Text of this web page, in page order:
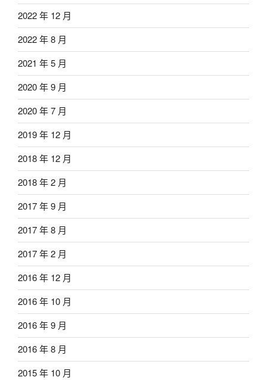
2022 年 12 月
2022 年 8 月
2021 年 5 月
2020 年 9 月
2020 年 7 月
2019 年 12 月
2018 年 12 月
2018 年 2 月
2017 年 9 月
2017 年 8 月
2017 年 2 月
2016 年 12 月
2016 年 10 月
2016 年 9 月
2016 年 8 月
2015 年 10 月